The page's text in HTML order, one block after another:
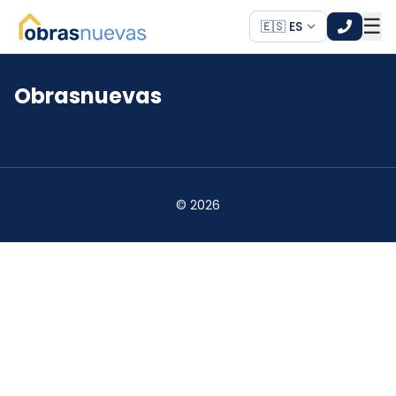
🇪🇸 ES ☰
*
Obrasnuevas
© 2026